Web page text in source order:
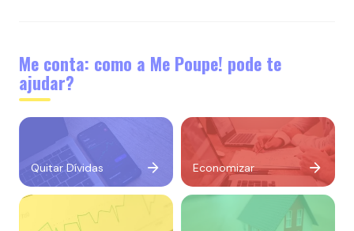
Me conta: como a Me Poupe! pode te
ajudar?
Quitar Dívidas Economizar